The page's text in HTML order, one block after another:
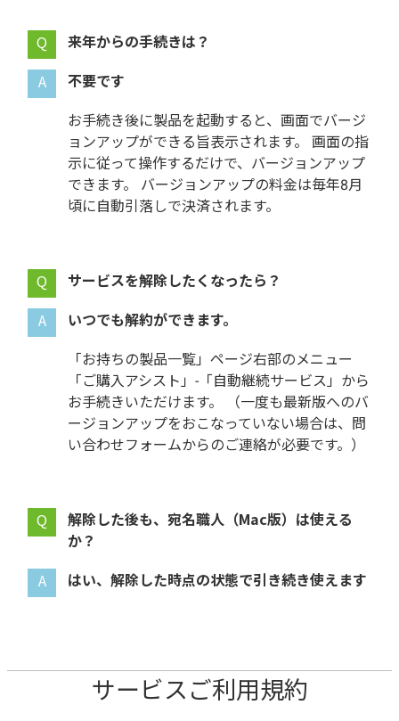
来年からの手続きは？
不要です
お手続き後に製品を起動すると、画面でバージ
ョンアップができる旨表示されます。 画面の指
示に従って操作するだけで、バージョンアップ
できます。 バージョンアップの料金は毎年
に自動引落しで決済されます。
サービスを解除したくなったら？
いつでも解約ができます。
「お持ちの製品一覧」ページ右部のメニュー
「ご購入アシスト」-「自動継続サービス」から
お手続きいただけます。 （一度も最新版へのバ
ージョンアップをおこなっていない場合は、問
い合わせフォームからのご連絡が必要です。）
解除した後も、
は使える
か？
はい、解除した時点の状態で引き続き使えます
サービスご利用規約